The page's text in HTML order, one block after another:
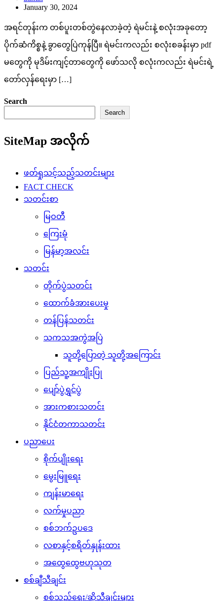
January 30, 2024
အရင်တုန်းက တစ်ပူးတစ်တွဲနေလာခဲ့တဲ့ ရဲမင်းနဲ့ စလုံးအခုတော့
ပိုက်ဆံကိစ္စနဲ့ ခွာတွေပြဲကုန်ပြီ။ ရဲမင်းကလည်း စလုံးစခန်းမှာ pdf
မတွေကို မုဒိမ်းကျင့်တာတွေကို ဖော်သလို စလုံးကလည်း ရဲမင်းရဲ့
တော်လှန်ရေးမှာ […]
Search
Search
SiteMap အလိုက်
ဖတ်ရှုသင့်သည့်သတင်းများ
FACT CHECK
သတင်းစာ
မြဝတီ
ကြေးမုံ
မြန်မာ့အလင်း
သတင်း
တိုက်ပွဲသတင်း
ထောက်ခံအားပေးမှု
တန်ပြန်သတင်း
သကသအကွဲအပြဲ
သူတို့ပြောတဲ့ သူတို့အကြောင်း
ပြည်သူ့အကျိုးပြု
ပျော်ပွဲရွှင်ပွဲ
အားကစားသတင်း
နိုင်ငံတကာသတင်း
ပညာပေး
စိုက်ပျိုးရေး
မွေးမြူရေး
ကျန်းမာရေး
လက်မှုပညာ
စစ်ဘက်ဥပဒေ
လစာနှင့်စရိတ်နှုန်းထား
အထွေထွေဗဟုသုတ
စစ်ချီသီချင်း
စစ်သည်ရေး/ဆိုသီချင်းများ